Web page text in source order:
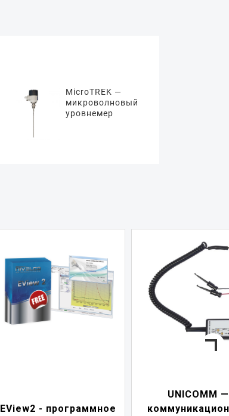
MicroTREK —
микроволновый
уровнемер
EView2 - программное
UNICOMM —